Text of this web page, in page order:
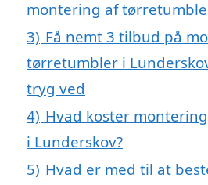
montering af
3) Få nemt 3 tilbud på
tørretumbler i
tryg ved
4) Hvad koster
i Lunderskov?
5) Hvad er med til at